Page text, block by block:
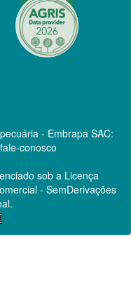
- Embrapa SAC:
conosco
sob a Licença
- SemDerivações